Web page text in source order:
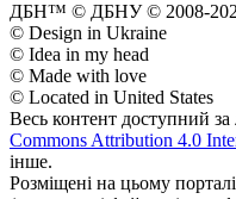
ДБН™ © ДБНУ © 2008-
© Design in Ukraine
© Idea in my head
© Made with love
© Located in United States
Весь контент доступний
Commons Attribution 4.0
інше.
Розміщені на цьому